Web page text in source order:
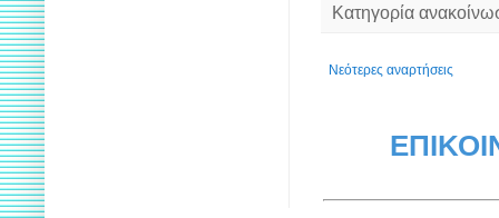
Κατηγορία
Νεότερες αναρτήσεις